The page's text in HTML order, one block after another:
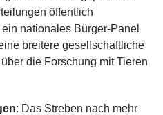
öffentlich
nationales Bürger-Panel
breitere gesellschaftliche
die Forschung mit Tieren
: Das Streben nach mehr